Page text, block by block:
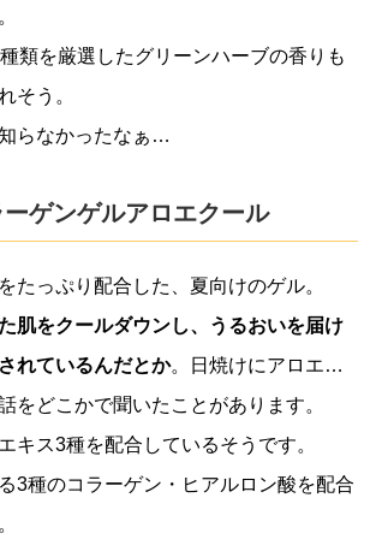
類を厳選したグリーンハーブの香りも
そう。
らなかったなぁ…
ゲンゲルアロエクール
たっぷり配合した、夏向けのゲル。
肌をクールダウンし、うるおいを届け
れているんだとか。日焼けにアロエ…
をどこかで聞いたことがあります。
キス3種を配合しているそうです。
3種のコラーゲン・ヒアルロン酸を配合